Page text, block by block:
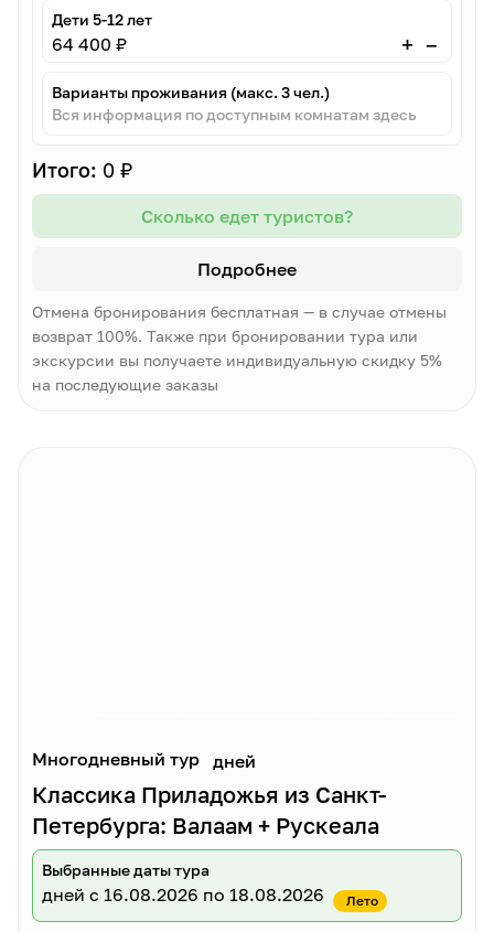
Дети 5-12 лет
64 400 ₽ + –
Варианты проживания (макс. 3 чел.)
Вся информация по доступным комнатам здесь
Итого: 0 ₽
Сколько едет туристов?
Подробнее
Отмена бронирования бесплатная — в случае отмены
возврат 100%. Также при бронировании тура или
экскурсии вы получаете индивидуальную скидку 5%
на последующие заказы
Многодневный тур дней
Классика Приладожья из Санкт-
Петербурга: Валаам + Рускеала
Выбранные даты тура
дней с 16.08.2026 по 18.08.2026 Лето